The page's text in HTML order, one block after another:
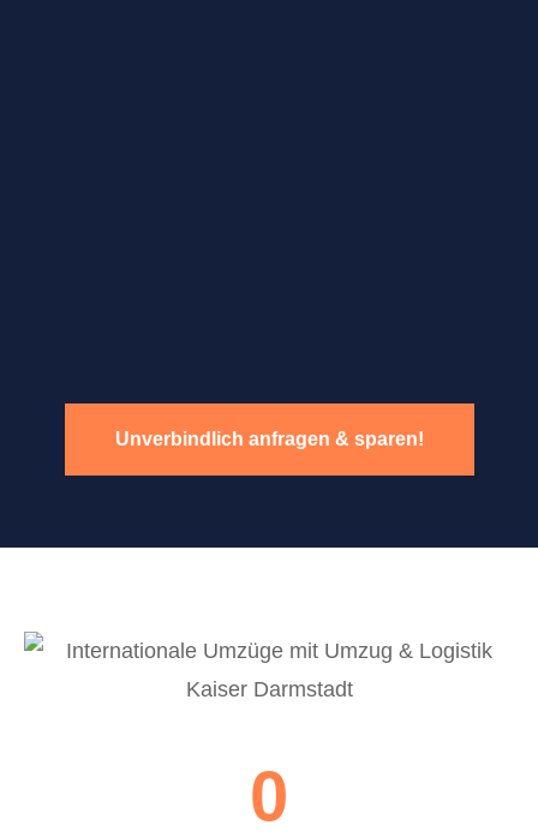
Unverbindlich anfragen & sparen!
0